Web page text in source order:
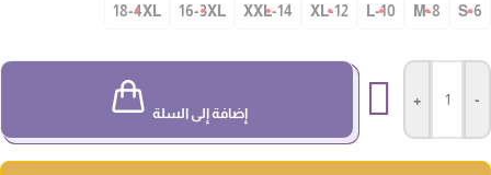
S-
10-L
12-XL
14-XXL
16-3XL
18-4XL
إضافة إلى السلة